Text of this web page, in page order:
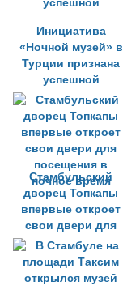
Инициатива
«Ночной музей» в
Турции признана
успешной
Стамбульский
дворец Топкапы
впервые откроет
свои двери для
посещения в
ночное время